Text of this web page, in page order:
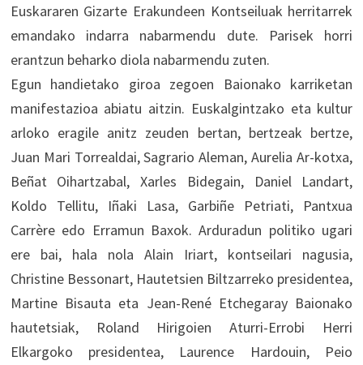
Euskararen Gizarte Erakundeen Kontseiluak herritarrek
emandako indarra nabarmendu dute. Parisek horri
erantzun beharko diola nabarmendu zuten.
Egun handietako giroa zegoen Baionako karriketan
manifestazioa abiatu aitzin. Euskalgintzako eta kultur
arloko eragile anitz zeuden bertan, bertzeak bertze,
Juan Mari Torrealdai, Sagrario Aleman, Aurelia Ar-kotxa,
Beñat Oihartzabal, Xarles Bidegain, Daniel Landart,
Koldo Tellitu, Iñaki Lasa, Garbiñe Petriati, Pantxua
Carrère edo Erramun Baxok. Arduradun politiko ugari
ere bai, hala nola Alain Iriart, kontseilari nagusia,
Christine Bessonart, Hautetsien Biltzarreko presidentea,
Martine Bisauta eta Jean-René Etchegaray Baionako
hautetsiak, Roland Hirigoien Aturri-Errobi Herri
Elkargoko presidentea, Laurence Hardouin, Peio